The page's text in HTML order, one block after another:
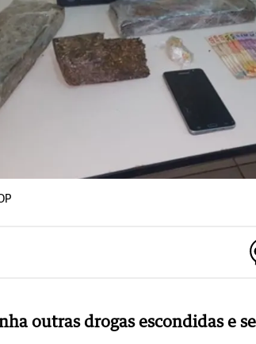
outras drogas escondidas e